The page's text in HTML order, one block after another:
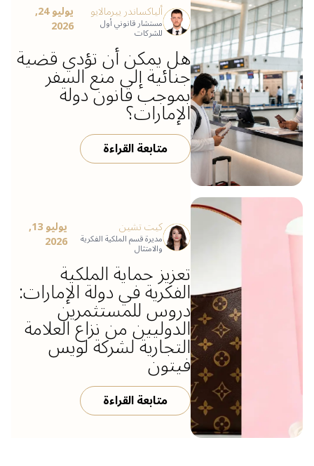
ألياكساندر ييرمالايو
مستشار قانوني أول
للشركات
يوليو 24,
2026
هل يمكن أن تؤدي قضية
جنائية إلى منع السفر
بموجب قانون دولة
الإمارات؟
متابعة القراءة
كيت تشين
مديرة قسم الملكية الفكرية
والامتثال
يوليو 13,
2026
تعزيز حماية الملكية
الفكرية في دولة الإمارات:
دروس للمستثمرين
الدوليين من نزاع العلامة
التجارية لشركة لويس
فيتون
متابعة القراءة